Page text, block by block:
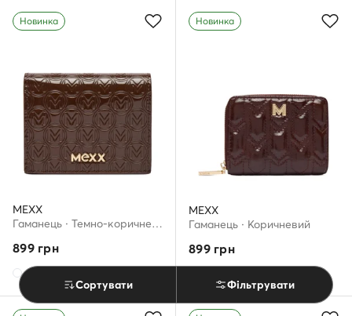
Сортувати Фільтрувати
Новинка
MEXX
Гаманець · Темно-коричневий
899грн
Новинка
MEXX
Гаманець · Коричневий
899грн